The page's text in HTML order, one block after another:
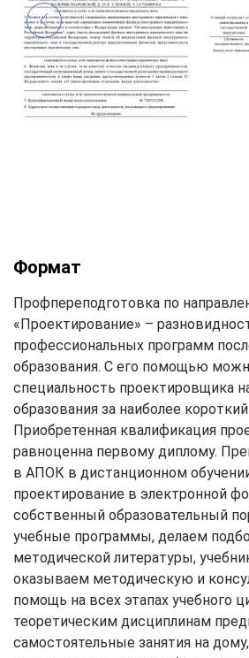
Формат
Профпереподготовка по
«Проектирование» –
профессиональных программ
образования. С его помощью
специальность проектировщика
образования за наиболее
Приобретенная квалификация
равноценна первому диплому.
в АПОК в дистанционном
проектирование в электронной
собственный образовательный
учебные программы, делаем
методической литературы,
оказываем методическую и
помощь на всех этапах учебного
теоретическим дисциплинам
самостоятельные занятия на